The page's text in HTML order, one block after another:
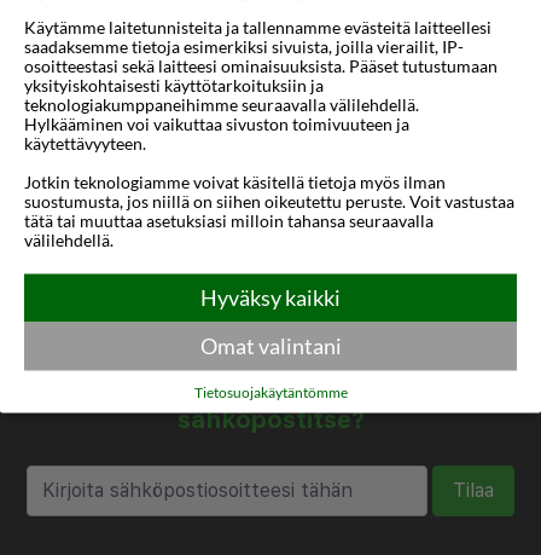
Mihin 1 sijainti
Matkan pituus 1-31 yötä
Alin tähtiluokitus 3 tähteä
Lämpötila -1 ... 0 °C
Haluatko saada houkuttelevia
tarjouksia, matkavinkkejä ja uutisia
sähköpostitse?
Tilaa
Käytämme laitetunnisteita ja tallennamme evästeitä laitteellesi
saadaksemme tietoja esimerkiksi sivuista, joilla vierailit, IP-
osoitteestasi sekä laitteesi ominaisuuksista. Pääset tutustumaan
yksityiskohtaisesti käyttötarkoituksiin ja
teknologiakumppaneihimme seuraavalla välilehdellä.
Hylkääminen voi vaikuttaa sivuston toimivuuteen ja
käytettävyyteen.
Jotkin teknologiamme voivat käsitellä tietoja myös ilman
suostumusta, jos niillä on siihen oikeutettu peruste. Voit vastustaa
tätä tai muuttaa asetuksiasi milloin tahansa seuraavalla
välilehdellä.
Hyväksy kaikki
Omat valintani
Tietosuojakäytäntömme